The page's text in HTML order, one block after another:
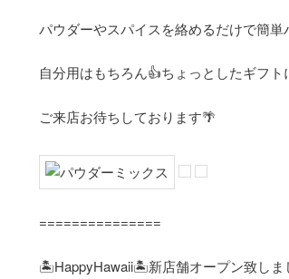
パウダーやスパイスを絡めるだけで簡
自分用はもちろん👍ちょっとしたギフト
ご来店お待ちしております🌴
===============
🏝HappyHawaii🏝新店舗オープン致しま